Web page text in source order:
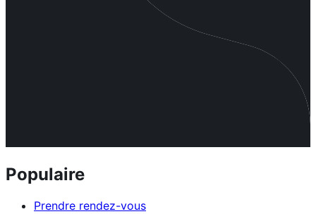
Populaire
Prendre rendez-vous